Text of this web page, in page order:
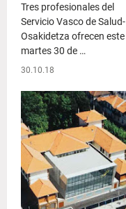
Tres profesionales del
Servicio Vasco de Salud-
Osakidetza ofrecen este
martes 30 de …
30.10.18